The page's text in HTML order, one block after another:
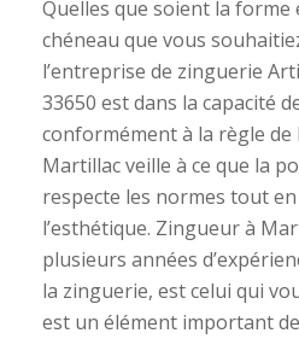
Quelles que soient la forme
chéneau que vous
l’entreprise de zinguerie
33650 est dans la capacité
conformément à la règle de
Martillac veille à ce que la
respecte les normes tout
l’esthétique. Zingueur à
plusieurs années
la zinguerie, est celui qui
est un élément important